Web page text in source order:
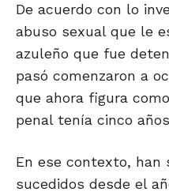
De acuerdo con lo
abuso sexual que le
azuleño que fue
pasó comenzaron a
que ahora figura
penal tenía cinco
En ese contexto, han
sucedidos desde el